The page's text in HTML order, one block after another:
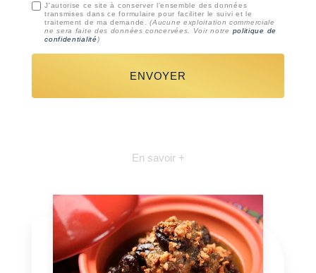
J'autorise ce site à conserver l'ensemble des données
transmises dans ce formulaire pour faciliter le suivi et le
traitement de ma demande.(Aucune exploitation commerciale
ne sera faite des données concervées. Voir notre politique de
confidentialité)
En savoir +